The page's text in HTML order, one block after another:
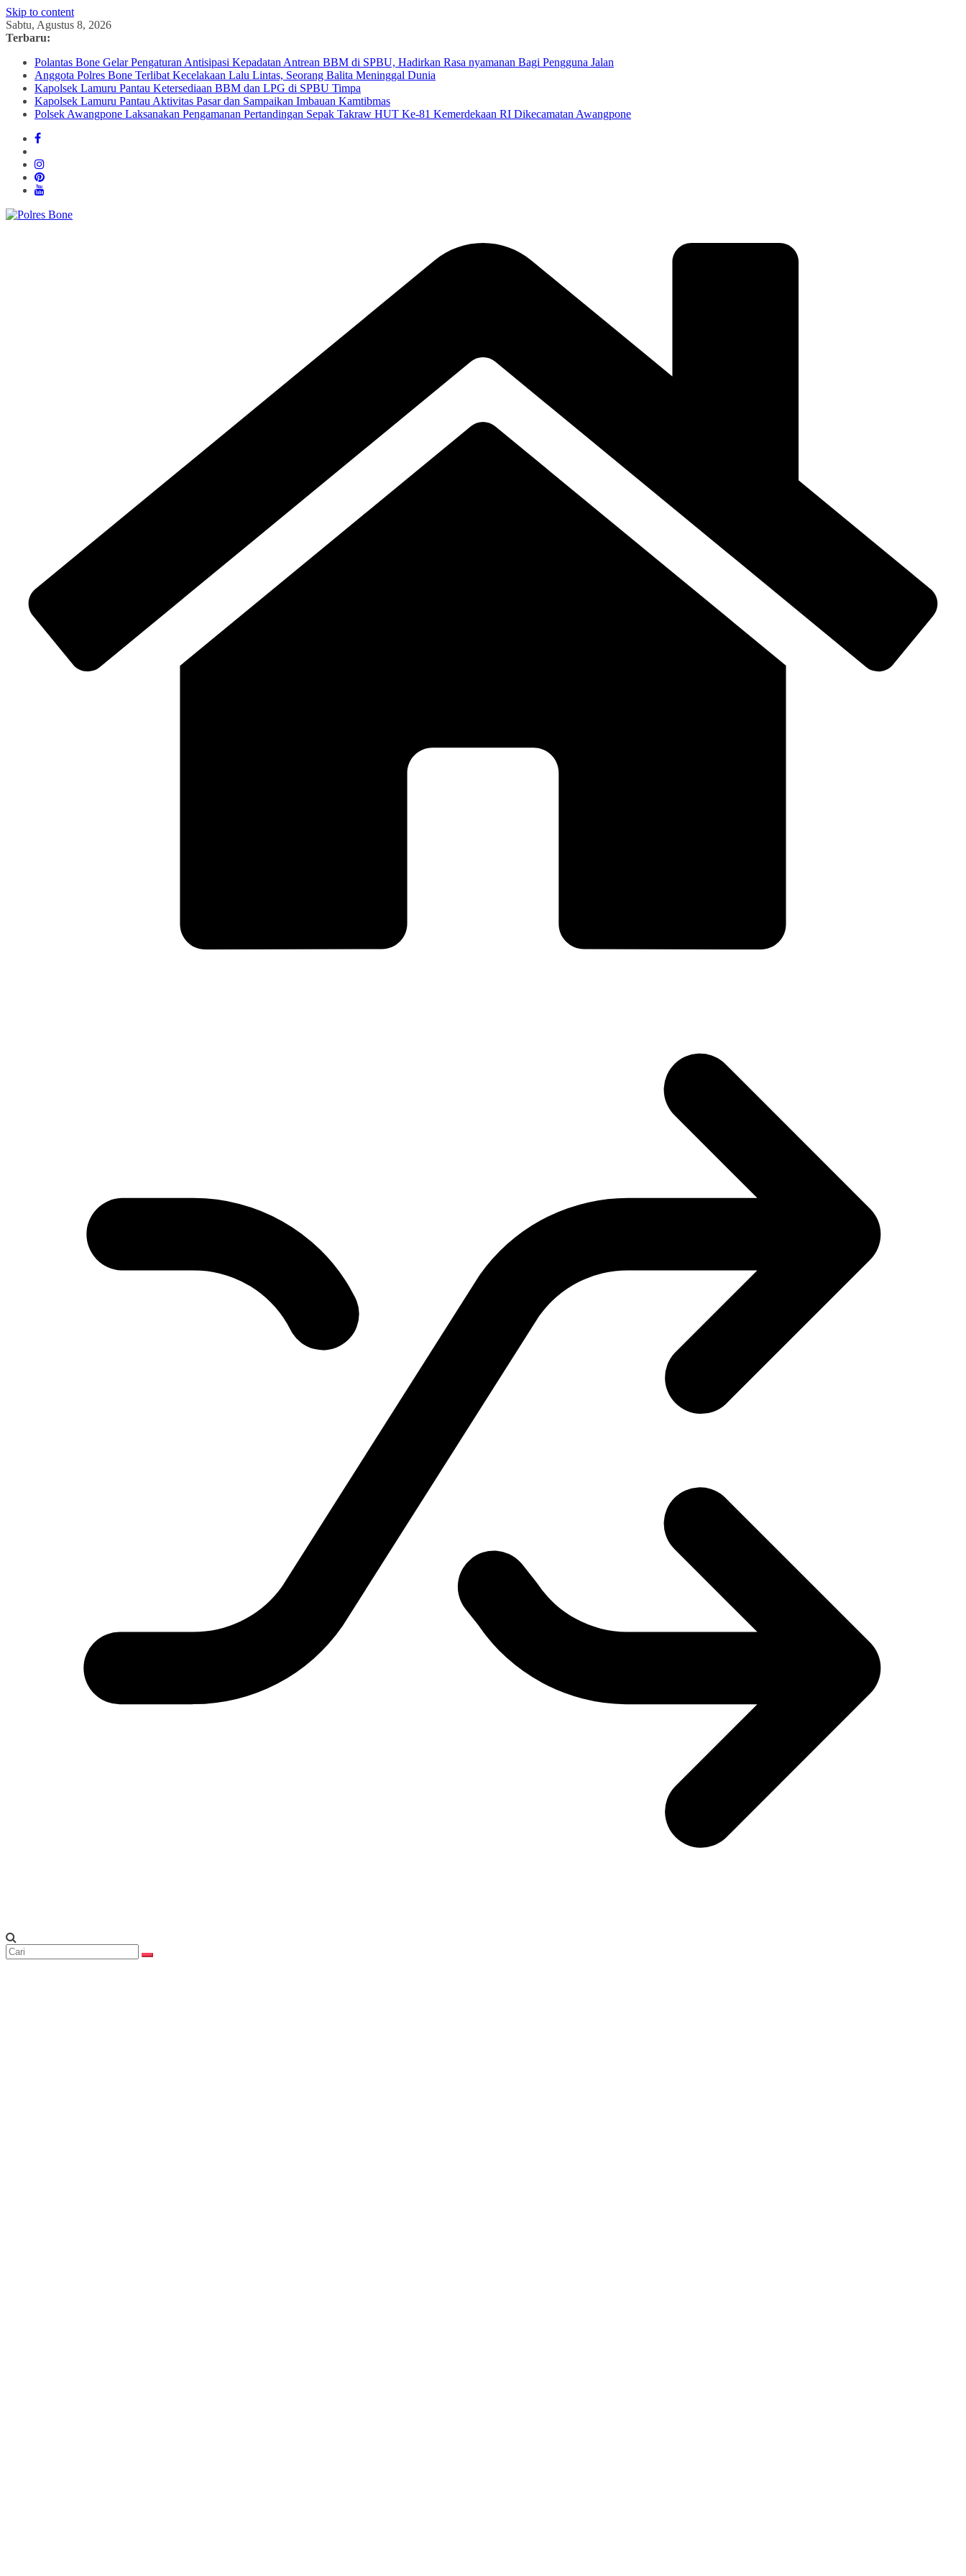
Skip to content
Sabtu, Agustus 8, 2026
Terbaru:
Polantas Bone Gelar Pengaturan Antisipasi Kepadatan Antrean BBM di SPBU, Hadirkan Rasa nyamanan Bagi Pengguna Jalan
Anggota Polres Bone Terlibat Kecelakaan Lalu Lintas, Seorang Balita Meninggal Dunia
Kapolsek Lamuru Pantau Ketersediaan BBM dan LPG di SPBU Timpa
Kapolsek Lamuru Pantau Aktivitas Pasar dan Sampaikan Imbauan Kamtibmas
Polsek Awangpone Laksanakan Pengamanan Pertandingan Sepak Takraw HUT Ke-81 Kemerdekaan RI Dikecamatan Awangpone